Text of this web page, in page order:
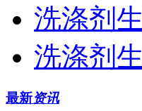
洗涤剂
洗涤剂
最新资讯